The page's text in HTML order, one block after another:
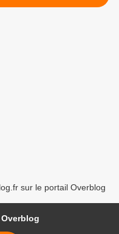
Cotentin >
sur le portail Overblog